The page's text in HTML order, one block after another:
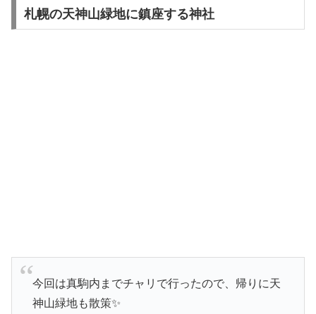
札幌の天神山緑地に鎮座する神社
今回は真駒内までチャリで行ったので、帰りに天
神山緑地も散策✨